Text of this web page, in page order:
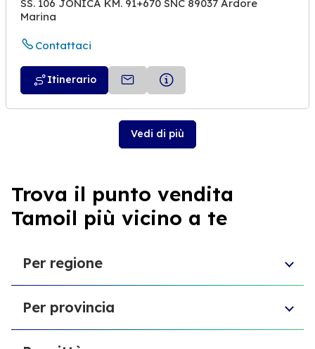
SS. 106 JONICA KM. 91+670 SNC 89037 Ardore
Marina
Contattaci
Itinerario
Vedi di più
Trova il punto vendita
Tamoil più vicino a te
Per regione
Veneto
Abruzzo
Friuli-Venezia Giulia
Per provincia